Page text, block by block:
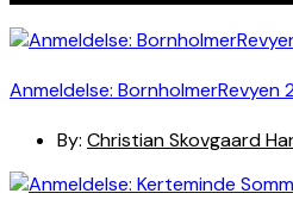
Anmeldelse: BornholmerRevyen
By: Christian Skovgaard